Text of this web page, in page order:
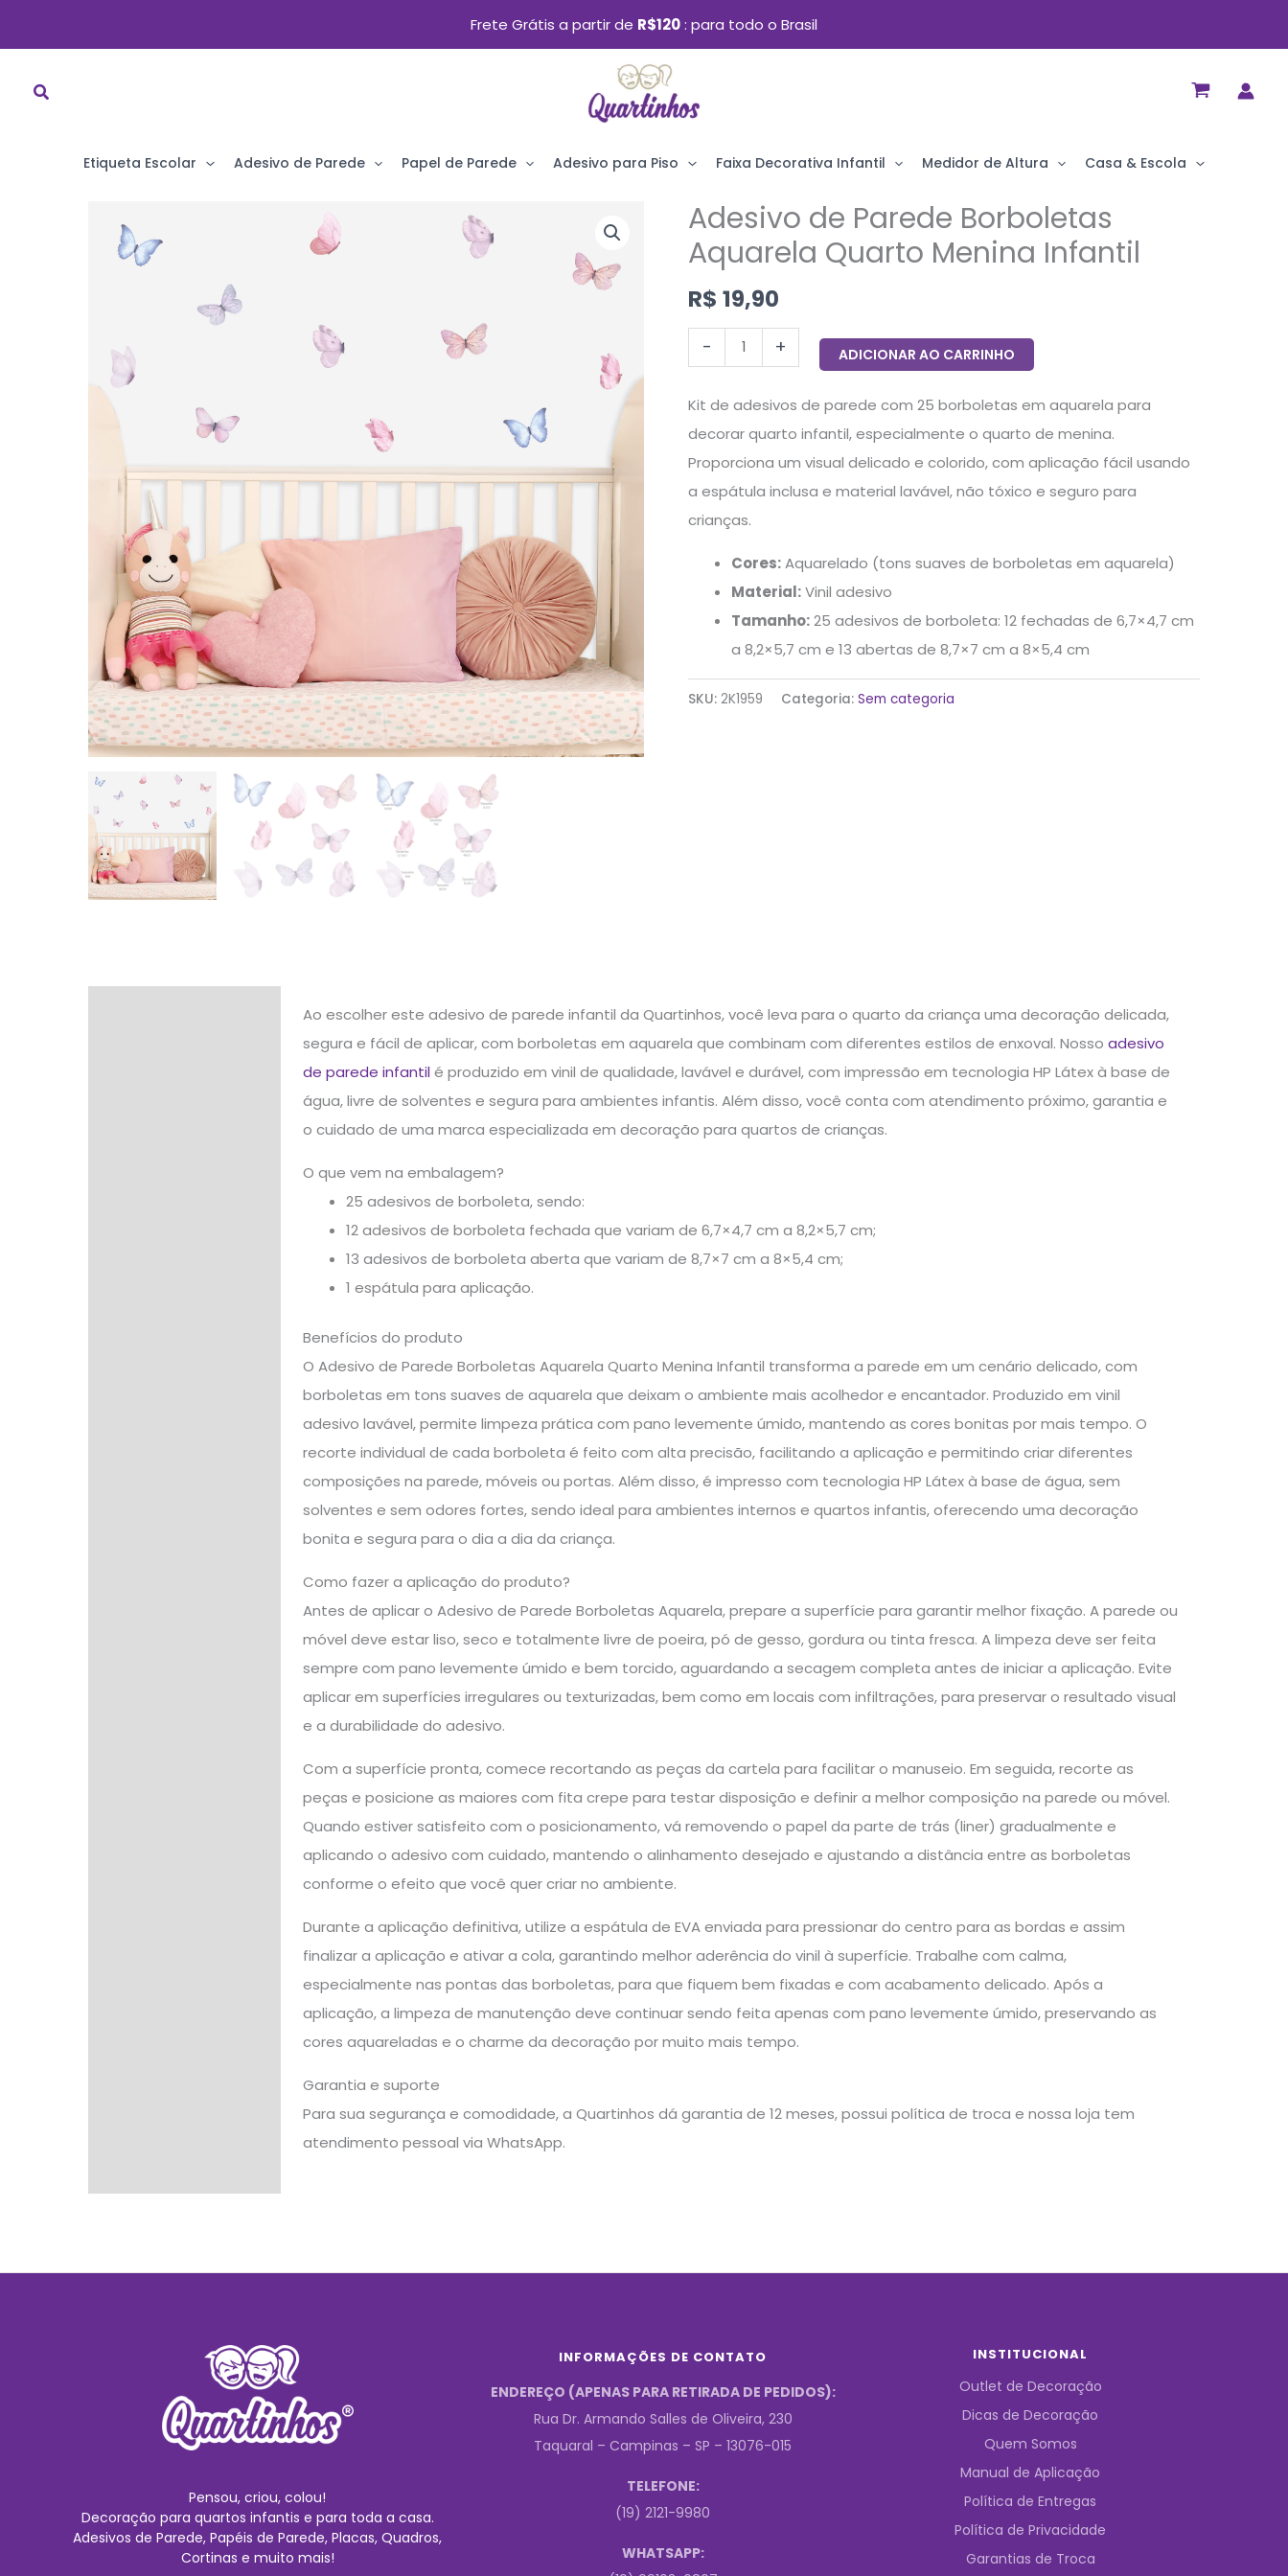
Ir
Frete Grátis a partir de R$120 para todo o Brasil
Etiqueta Escolar Adesivo de Parede Papel de Parede Adesivo para Piso Faixa Decorativa Infantil Medidor de Altura Casa & Escola
Adesivo de Parede Borboletas
Aquarela Quarto Menina Infantil
R$ 19,90
-
Adesivo
de
Parede
Borboletas
Aquarela
Infantil
quantidade
+ ADICIONAR AO CARRINHO
Kit de adesivos de parede com 25 borboletas em aquarela para
decorar quarto infantil, especialmente o quarto de menina.
Proporciona um visual delicado e colorido, com aplicação fácil usando
a espátula inclusa e material lavável, não tóxico e seguro para
crianças.
Cores:Aquarelado (tons suaves de borboletas em aquarela)
Material:Vinil adesivo
Tamanho:25 adesivos de borboleta: 12 fechadas de 6,7×4,7 cm
a 8,2×5,7 cm e 13 abertas de 8,7×7 cm a 8×5,4 cm
SKU:2K1959 Categoria:Sem categoria
Ao escolher este adesivo de parede infantil da Quartinhos, você leva para o quarto da criança uma decoração delicada,
segura e fácil de aplicar, com borboletas em aquarela que combinam com diferentes estilos de enxoval. Nosso adesivo
de parede infantil é produzido em vinil de qualidade, lavável e durável, com impressão em tecnologia HP Látex à base de
água, livre de solventes e segura para ambientes infantis. Além disso, você conta com atendimento próximo, garantia e
o cuidado de uma marca especializada em decoração para quartos de crianças.
O que vem na embalagem?
25 adesivos de borboleta, sendo:
12 adesivos de borboleta fechada que variam de 6,7×4,7 cm a 8,2×5,7 cm;
13 adesivos de borboleta aberta que variam de 8,7×7 cm a 8×5,4 cm;
1 espátula para aplicação.
Benefícios do produto
O Adesivo de Parede Borboletas Aquarela Quarto Menina Infantil transforma a parede em um cenário delicado, com
borboletas em tons suaves de aquarela que deixam o ambiente mais acolhedor e encantador. Produzido em vinil
adesivo lavável, permite limpeza prática com pano levemente úmido, mantendo as cores bonitas por mais tempo. O
recorte individual de cada borboleta é feito com alta precisão, facilitando a aplicação e permitindo criar diferentes
composições na parede, móveis ou portas. Além disso, é impresso com tecnologia HP Látex à base de água, sem
solventes e sem odores fortes, sendo ideal para ambientes internos e quartos infantis, oferecendo uma decoração
bonita e segura para o dia a dia da criança.
Como fazer a aplicação do produto?
Antes de aplicar o Adesivo de Parede Borboletas Aquarela, prepare a superfície para garantir melhor fixação. A parede ou
móvel deve estar liso, seco e totalmente livre de poeira, pó de gesso, gordura ou tinta fresca. A limpeza deve ser feita
sempre com pano levemente úmido e bem torcido, aguardando a secagem completa antes de iniciar a aplicação. Evite
aplicar em superfícies irregulares ou texturizadas, bem como em locais com infiltrações, para preservar o resultado visual
e a durabilidade do adesivo.
Com a superfície pronta, comece recortando as peças da cartela para facilitar o manuseio. Em seguida, recorte as
peças e posicione as maiores com fita crepe para testar disposição e definir a melhor composição na parede ou móvel.
Quando estiver satisfeito com o posicionamento, vá removendo o papel da parte de trás (liner) gradualmente e
aplicando o adesivo com cuidado, mantendo o alinhamento desejado e ajustando a distância entre as borboletas
conforme o efeito que você quer criar no ambiente.
Durante a aplicação definitiva, utilize a espátula de EVA enviada para pressionar do centro para as bordas e assim
finalizar a aplicação e ativar a cola, garantindo melhor aderência do vinil à superfície. Trabalhe com calma,
especialmente nas pontas das borboletas, para que fiquem bem fixadas e com acabamento delicado. Após a
aplicação, a limpeza de manutenção deve continuar sendo feita apenas com pano levemente úmido, preservando as
cores aquareladas e o charme da decoração por muito mais tempo.
Garantia e suporte
Para sua segurança e comodidade, a Quartinhos dá garantia de 12 meses, possui política de troca e nossa loja tem
atendimento pessoal via WhatsApp.
Pensou, criou, colou!
Decoração para quartos infantis e para toda a casa.
Adesivos de Parede, Papéis de Parede, Placas, Quadros,
Cortinas e muito mais!
INFORMAÇÕES DE CONTATO
ENDEREÇO (APENAS PARA RETIRADA DE PEDIDOS):
Rua Dr. Armando Salles de Oliveira, 230
Taquaral – Campinas – SP – 13076-015
TELEFONE:
(19) 2121-9980
WHATSAPP:
INSTITUCIONAL
Outlet de Decoração
Dicas de Decoração
Quem Somos
Manual de Aplicação
Política de Entregas
Política de Privacidade
Garantias de Troca